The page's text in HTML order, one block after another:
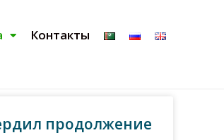
Контакты
продолжение